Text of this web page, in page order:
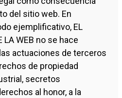
del sitio web. En
ejemplificativo, EL
LA WEB no se hace
actuaciones de terceros
de propiedad
secretos
al honor, a la